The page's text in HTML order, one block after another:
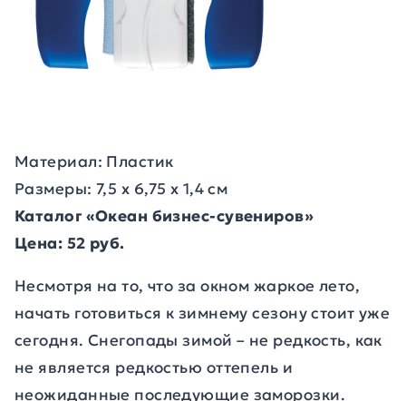
Материал: Пластик
Размеры: 7,5 х 6,75 х 1,4 см
Каталог «Океан бизнес-сувениров»
Цена: 52 руб.
Несмотря на то, что за окном жаркое лето,
начать готовиться к зимнему сезону стоит уже
сегодня. Снегопады зимой – не редкость, как
не является редкостью оттепель и
неожиданные последующие заморозки.